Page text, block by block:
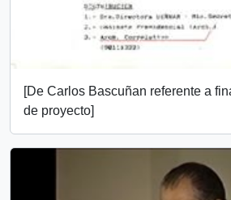
[De Carlos Bascuñan referente a
de proyecto]